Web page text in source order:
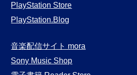
PlayStation Store
PlayStation.Blog
音楽配信サイト mora
Sony Music Shop